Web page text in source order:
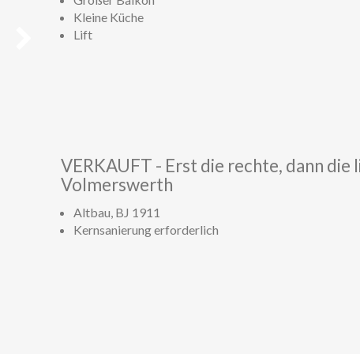
Kleine Küche
Lift
VERKAUFT - Erst die rechte, dann
Volmerswerth
Altbau, BJ 1911
Kernsanierung erforderlich